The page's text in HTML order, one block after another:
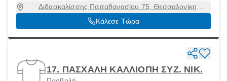
Διδασκαλίσσης Παπαθανασίου 75, Θεσσαλονίκη
[Δήμος], Θεσσαλονίκη, 56123
Κάλεσε Τώρα
17. ΠΑΣΧΑΛΗ ΚΑΛΛΙΟΠΗ ΣΥΖ. ΝΙΚ.